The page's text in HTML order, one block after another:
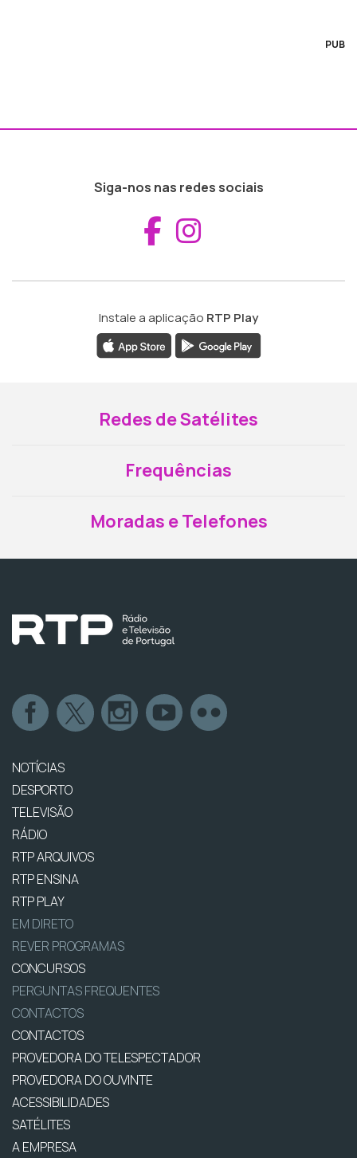
PUB
Siga-nos nas redes sociais
Aceder ao
Instale a aplicação RTP Play
Redes de Satélites
Frequências
Moradas e Telefones
NOTÍCIAS
DESPORTO
TELEVISÃO
RÁDIO
RTP ARQUIVOS
RTP ENSINA
RTP PLAY
EM DIRETO
REVER PROGRAMAS
CONCURSOS
PERGUNTAS FREQUENTES
CONTACTOS
CONTACTOS
PROVEDORA DO TELESPECTADOR
PROVEDORA DO OUVINTE
ACESSIBILIDADES
SATÉLITES
A EMPRESA